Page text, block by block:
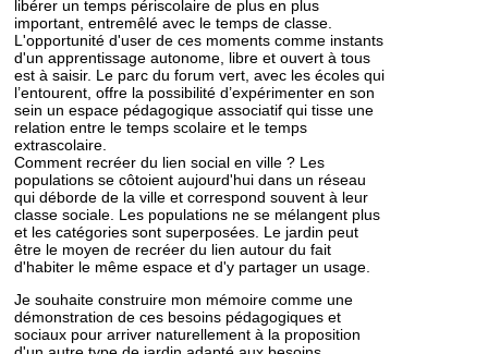
libérer un temps périscolaire de plus en plus
important, entremêlé avec le temps de classe.
L'opportunité d'user de ces moments comme instants
d'un apprentissage autonome, libre et ouvert à tous
est à saisir. Le parc du forum vert, avec les écoles qui
l’entourent, offre la possibilité d’expérimenter en son
sein un espace pédagogique associatif qui tisse une
relation entre le temps scolaire et le temps
extrascolaire.
Comment recréer du lien social en ville ? Les
populations se côtoient aujourd'hui dans un réseau
qui déborde de la ville et correspond souvent à leur
classe sociale. Les populations ne se mélangent plus
et les catégories sont superposées. Le jardin peut
être le moyen de recréer du lien autour du fait
d'habiter le même espace et d'y partager un usage.
Je souhaite construire mon mémoire comme une
démonstration de ces besoins pédagogiques et
sociaux pour arriver naturellement à la proposition